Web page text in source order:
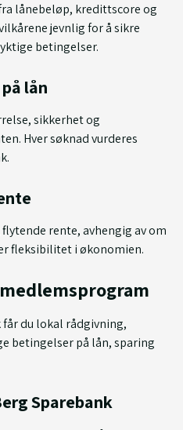
lånebeløp, kredittscore og
jevnlig for å sikre
betingelser.
lån
sikkerhet og
Hver søknad vurderes
rente, avhengig av om
fleksibilitet i økonomien.
får du lokal rådgivning,
betingelser på lån, sparing
Sparebank